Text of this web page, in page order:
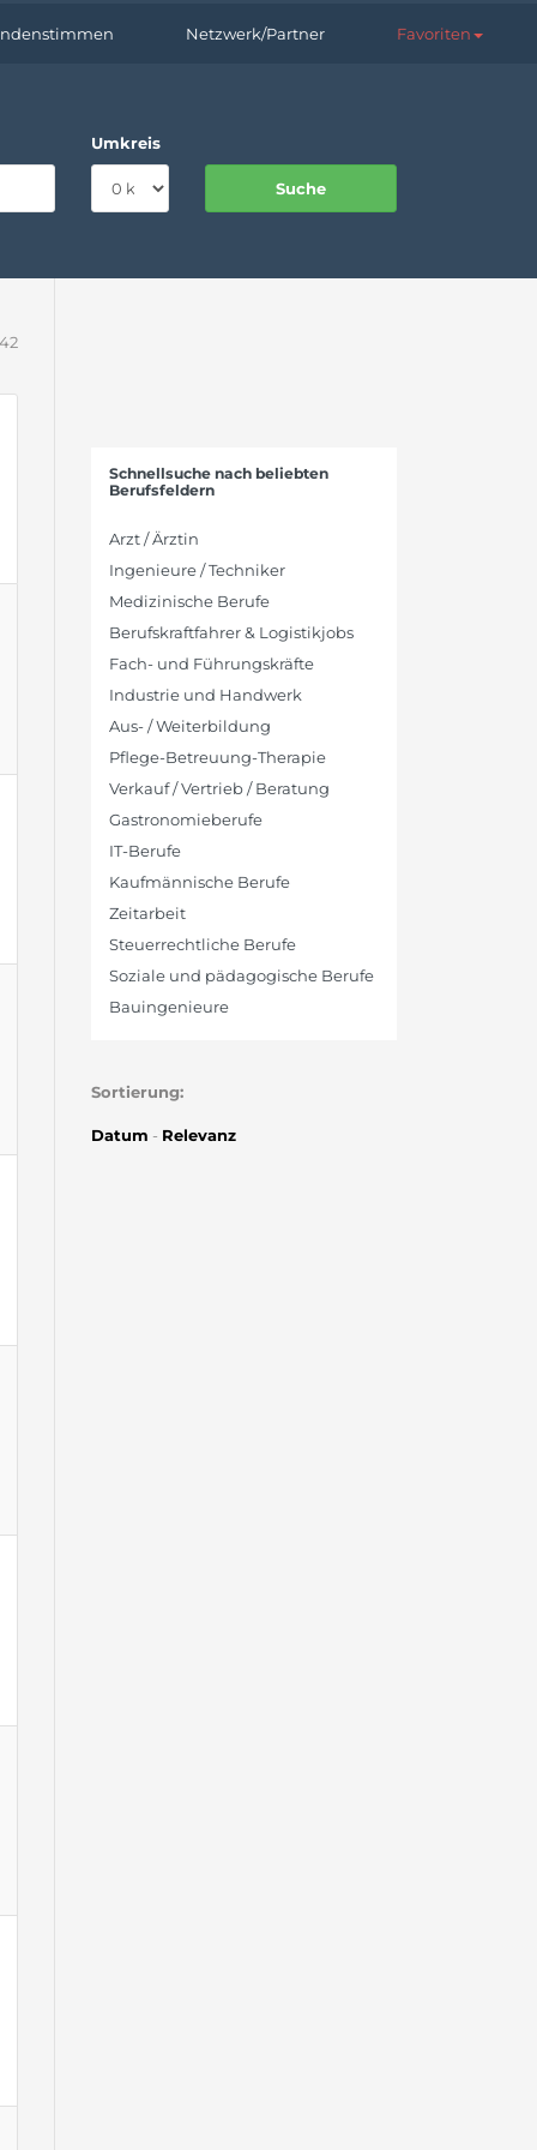
Netzwerk/Partner Favoriten
Umkreis
Schnellsuche nach beliebten
Berufsfeldern
Arzt / Ärztin
Ingenieure / Techniker
Medizinische Berufe
Berufskraftfahrer & Logistikjobs
Fach- und Führungskräfte
Industrie und Handwerk
Aus- / Weiterbildung
Pflege-Betreuung-Therapie
Verkauf / Vertrieb / Beratung
Gastronomieberufe
IT-Berufe
Kaufmännische Berufe
Zeitarbeit
Steuerrechtliche Berufe
Soziale und pädagogische Berufe
Bauingenieure
Sortierung:
Datum - Relevanz